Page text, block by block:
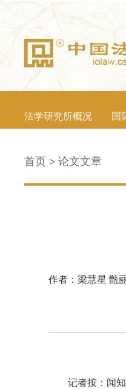
法学研究所概况 国
首页 > 论文文章
作者：梁慧星 甑
记者按：闻